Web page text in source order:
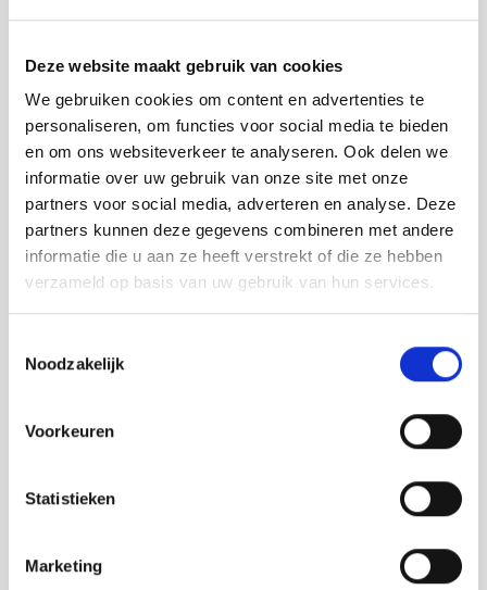
Deze website maakt gebruik van cookies
We gebruiken cookies om content en advertenties te
personaliseren, om functies voor social media te bieden
en om ons websiteverkeer te analyseren. Ook delen we
informatie over uw gebruik van onze site met onze
partners voor social media, adverteren en analyse. Deze
partners kunnen deze gegevens combineren met andere
informatie die u aan ze heeft verstrekt of die ze hebben
verzameld op basis van uw gebruik van hun services.
Noodzakelijk
Voorkeuren
Statistieken
Marketing
Ontvang een prijsindicatie
Vul het formulier in en binnen 24 uur neem op
Voornaam
Mail
Telefoon
Projectomschrijving